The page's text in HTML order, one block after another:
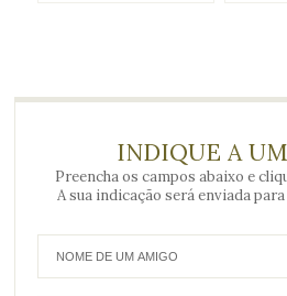
INDIQUE A
Preencha os campos abaixo e
A sua indicação será enviada